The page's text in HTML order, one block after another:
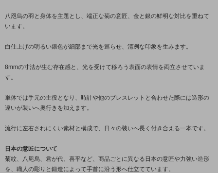
八咫烏の羽と身体を主題とし、端正な菊の意匠、金と銀の鮮明な対比を重ねて
います。
白仕上げの明るい銀色が細部まで光を巡らせ、清冽な印象を生みます。
8mmの寸法が生む存在感と、光を受けて移ろう表面の表情を両立させていま
す。
単体では手元の主役となり、時計や他のブレスレットと合わせた際には造形の
違いが装いへ奥行きを加えます。
流行に左右されにくい素材と構成で、日々の装いへ長く付き合える一本です。
日本の意匠について
菊紋、八咫烏、君が代、喜平など、商品ごとに異なる日本の意匠や力強い造形
を、職人の彫りと鍛造によって手首に沿う形へ仕立てています。